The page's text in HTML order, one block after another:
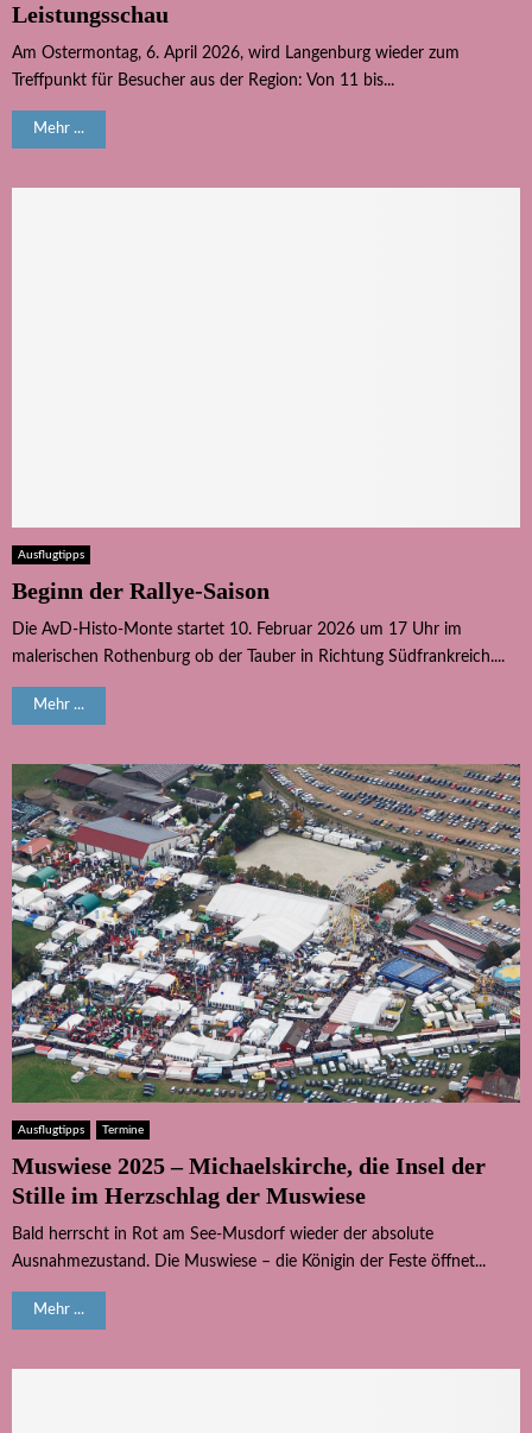
Leistungsschau
Am Ostermontag, 6. April 2026, wird Langenburg wieder zum
Treffpunkt für Besucher aus der Region: Von 11 bis...
Mehr ...
Ausflugtipps
Beginn der Rallye-Saison
Die AvD-Histo-Monte startet 10. Februar 2026 um 17 Uhr im
malerischen Rothenburg ob der Tauber in Richtung Südfrankreich....
Mehr ...
Ausflugtipps Termine
Muswiese 2025 – Michaelskirche, die Insel der
Stille im Herzschlag der Muswiese
Bald herrscht in Rot am See-Musdorf wieder der absolute
Ausnahmezustand. Die Muswiese – die Königin der Feste öffnet...
Mehr ...